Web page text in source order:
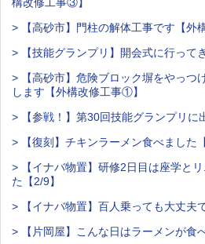
> 【高砂市】門柱の解体工事です【外
> 【技能グランプリ】開会式に行って
> 【高砂市】危険ブロック塀をやっつ
します【外構改修工事①】
> 【参戦！】第30回技能グランプリに
> 【復刻】チキンラーメン食べました
> 【イナバ物置】研修2日目は座学と
た【2/9】
> 【イナバ物置】百人乗っても大丈夫
> 【片岡屋】こんな日はラーメンが食